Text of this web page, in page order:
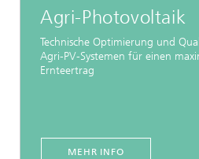
Agri-Photovoltaik
Technische Optimierung und
Agri-PV-Systemen für einen
Ernteertrag
MEHR INFO